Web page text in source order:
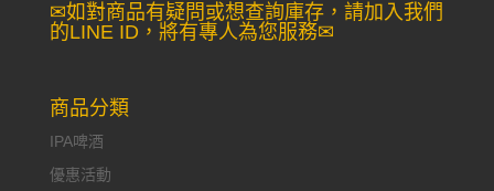
✉如對商品有疑問或想查詢庫存，請加入我們
的LINE ID，將有專人為您服務✉
商品分類
IPA啤酒
優惠活動